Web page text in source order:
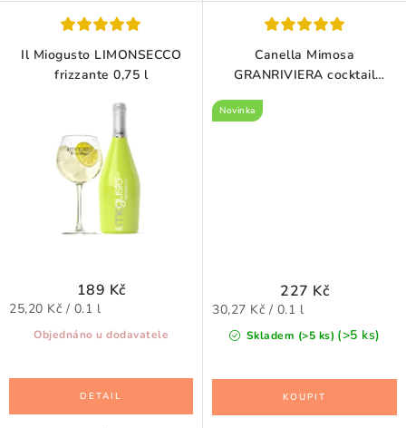
Il Miogusto LIMONSECCO
frizzante 0,75 l
Objednáno u dodavatele
189 Kč
Měrná
cena:
25,20 Kč / 0.1 l
Canella Mimosa
GRANRIVIERA cocktail
Novinka
Skladem (>5 ks) (>5 ks)
227 Kč
Měrná
cena:
30,27 Kč / 0.1 l